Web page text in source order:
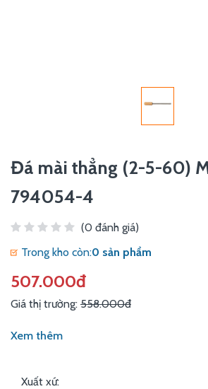
Đá mài thẳng (2-5-60)
794054-4
(0 đánh giá)
Trong kho còn:0 sản phẩm
507.000đ
Giá thị trường: 558.000đ
Xem thêm
Xuất xứ: